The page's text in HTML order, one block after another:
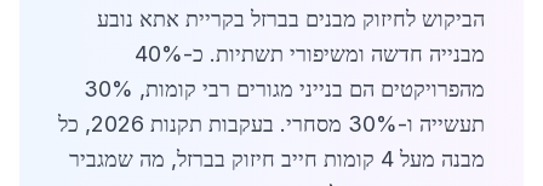
הביקוש לחיזוק מבנים בברזל בקריית אתא נובע
מבנייה חדשה ומשיפורי תשתיות. כ-40%
מהפרויקטים הם בנייני מגורים רבי קומות, 30%
תעשייה ו-30% מסחרי. בעקבות תקנות 2026, כל
מבנה מעל 4 קומות חייב חיזוק בברזל, מה שמגביר